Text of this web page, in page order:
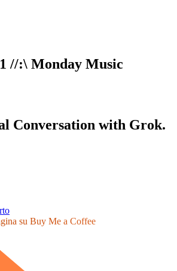
//:\ Monday Music
Conversation with Grok.
su Buy Me a Coffee